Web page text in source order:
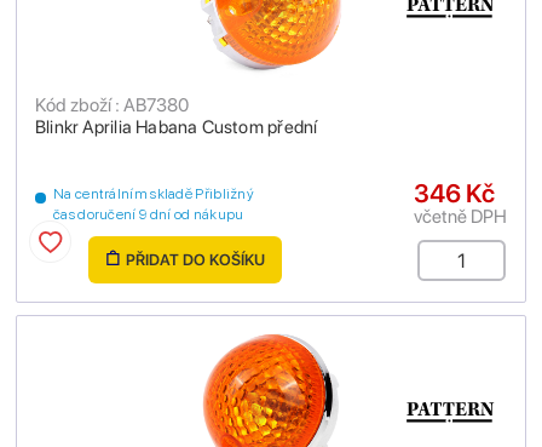
Blinkr Aprilia Habana Custom přední
Kód zboží : AB7380
Na centrálním skladě Přibližný
čas doručení 9 dní od nákupu
346 Kč
včetně DPH
PŘIDAT DO KOŠÍKU